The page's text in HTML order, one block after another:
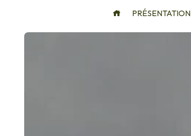
PRÉSENTATION